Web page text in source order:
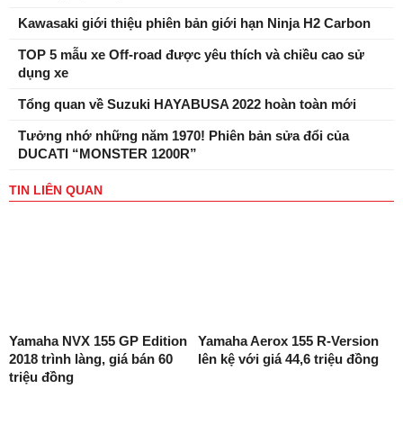
Kawasaki giới thiệu phiên bản giới hạn Ninja H2 Carbon
TOP 5 mẫu xe Off-road được yêu thích và chiều cao sử
dụng xe
Tổng quan về Suzuki HAYABUSA 2022 hoàn toàn mới
Tưởng nhớ những năm 1970! Phiên bản sửa đổi của
DUCATI “MONSTER 1200R”
TIN LIÊN QUAN
Yamaha NVX 155 GP Edition
2018 trình làng, giá bán 60
triệu đồng
Yamaha Aerox 155 R-Version
lên kệ với giá 44,6 triệu đồng